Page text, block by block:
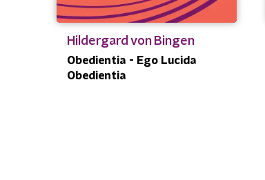
Hildergard von Bingen
Obedientia - Ego Lucida
Obedientia